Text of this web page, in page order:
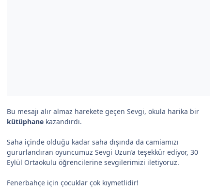
Bu mesajı alır almaz harekete geçen Sevgi, okula harika bir
kütüphane kazandırdı.
Saha içinde olduğu kadar saha dışında da camiamızı
gururlandıran oyuncumuz Sevgi Uzun’a teşekkür ediyor, 30
Eylül Ortaokulu öğrencilerine sevgilerimizi iletiyoruz.
Fenerbahçe için çocuklar çok kıymetlidir!